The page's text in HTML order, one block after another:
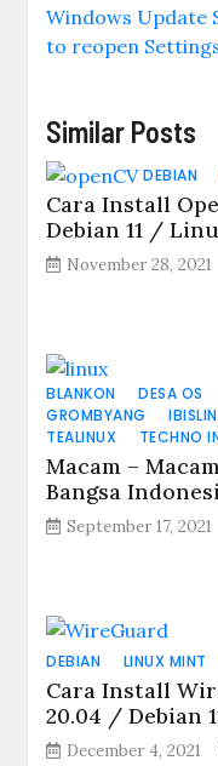
Windows Update
to reopen
Similar Posts
DEBIAN
Cara Install
Debian 11 /
November 28, 2021
BLANKON DESA OS
GROMBYANG
TEALINUX
TECHNO
Macam –
Bangsa
September 17, 2021
DEBIAN LINUX MINT
Cara Install
20.04 / Debian
December 4, 2021